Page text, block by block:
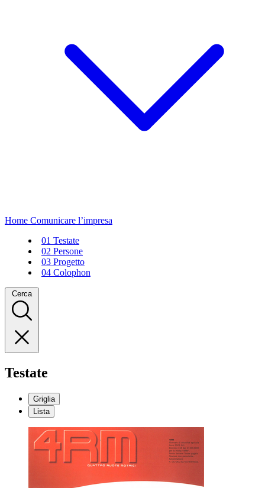
Home Comunicare l’impresa
01 Testate
02 Persone
03 Progetto
04 Colophon
Cerca
Testate
Griglia
Lista